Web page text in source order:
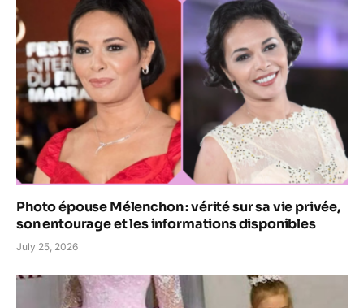
Photo épouse Mélenchon : vérité sur sa vie privée,
son entourage et les informations disponibles
July 25, 2026